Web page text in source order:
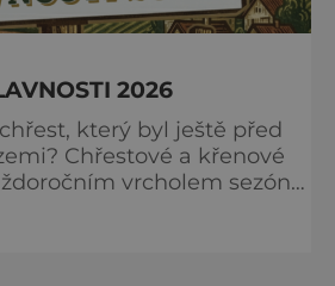
2026
který byl ještě před
Chřestové a křenové
vrcholem sezóny,
a zelené zlato“